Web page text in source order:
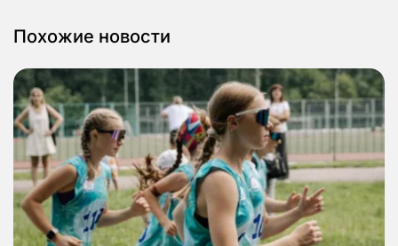
Похожие новости